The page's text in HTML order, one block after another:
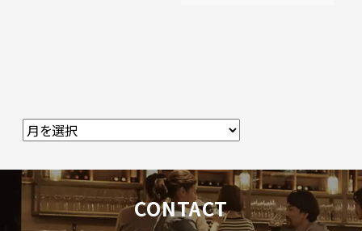
CONTACT